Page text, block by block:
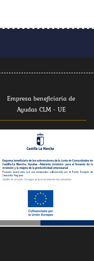
Empresa beneficiaria de
Ayudas CLM - UE